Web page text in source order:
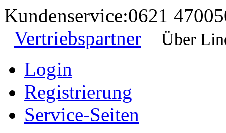
Kundenservice:0621
Vertriebspartner
Über
Login
Registrierung
Service-Seiten